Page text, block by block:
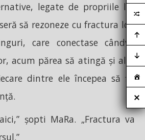
legate de propriile lor
să rezoneze cu fractura lor.
care conectase cândva
acum părea să atingă și alte
dintre ele începea să fie
șopti MaRa. „Fractura va